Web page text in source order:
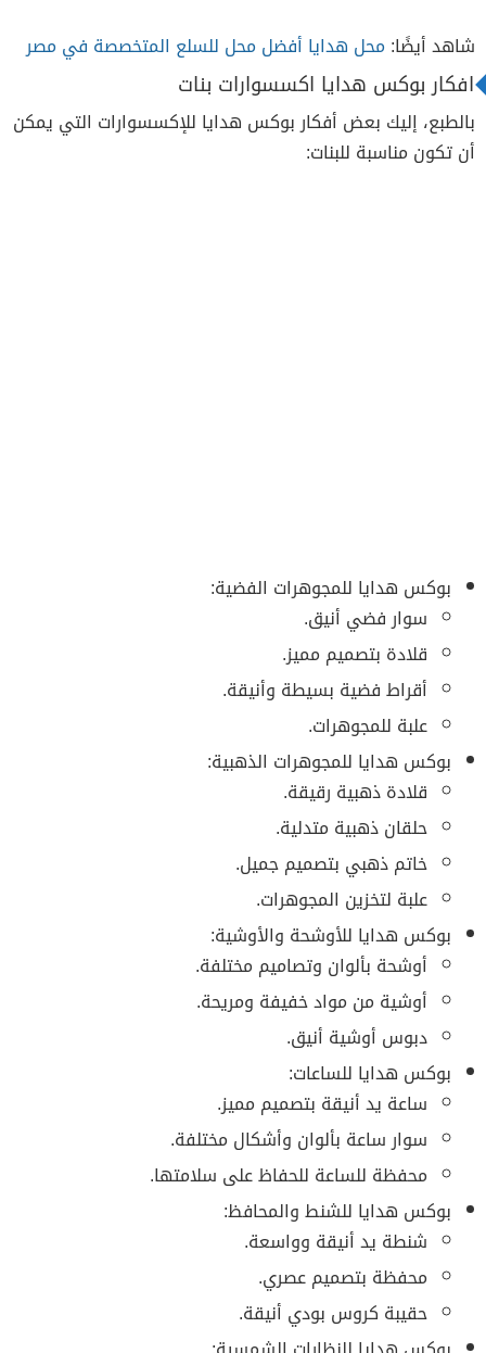
شاهد أيضًا:محل هدايا أفضل محل للسلع المتخصصة في مصر
افكار بوكس هدايا اكسسوارات بنات
بالطبع، إليك بعض أفكار بوكس هدايا للإكسسوارات التي يمكن
أن تكون مناسبة للبنات:
بوكس هدايا للمجوهرات الفضية:
سوار فضي أنيق.
قلادة بتصميم مميز.
أقراط فضية بسيطة وأنيقة.
علبة للمجوهرات.
بوكس هدايا للمجوهرات الذهبية:
قلادة ذهبية رقيقة.
حلقان ذهبية متدلية.
خاتم ذهبي بتصميم جميل.
علبة لتخزين المجوهرات.
بوكس هدايا للأوشحة والأوشية:
أوشحة بألوان وتصاميم مختلفة.
أوشية من مواد خفيفة ومريحة.
دبوس أوشية أنيق.
بوكس هدايا للساعات:
ساعة يد أنيقة بتصميم مميز.
سوار ساعة بألوان وأشكال مختلفة.
محفظة للساعة للحفاظ على سلامتها.
بوكس هدايا للشنط والمحافظ:
شنطة يد أنيقة وواسعة.
محفظة بتصميم عصري.
حقيبة كروس بودي أنيقة.